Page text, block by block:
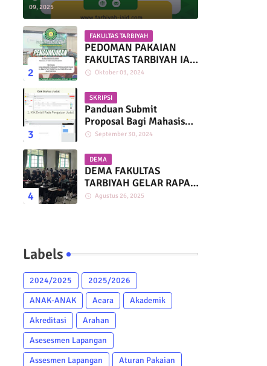
09, 2025
FAKULTAS TARBIYAH
PEDOMAN PAKAIAN
FAKULTAS TARBIYAH IAI
DARUSSALAM
Oktober 01, 2024
SKRIPSI
Panduan Submit
Proposal Bagi Mahasiswa
Fakultas Tarbiyah IAI
September 30, 2024
DEMA
DEMA FAKULTAS
TARBIYAH GELAR RAPAT
KERJA BERSAMA HMP
Agustus 26, 2025
Labels
2024/2025
2025/2026
ANAK-ANAK
Acara
Akademik
Akreditasi
Arahan
Asesesmen Lapangan
Assesmen Lapangan
Aturan Pakaian